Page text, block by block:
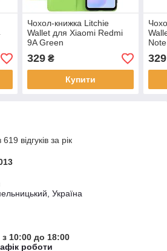
Чохол-книжка Litchie
Wallet для Xiaomi Redmi
9A Green
329₴
Купити
329
відгуків за рік
Україна
10:00 до 18:00
роботи